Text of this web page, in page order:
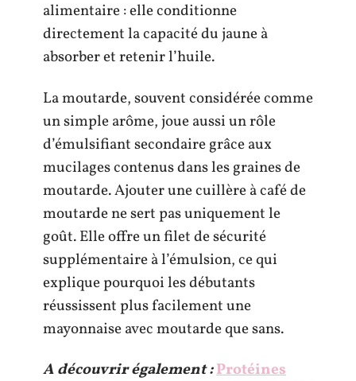
alimentaire : elle conditionne
directement la capacité du jaune à
absorber et retenir l’huile.
La moutarde, souvent considérée comme
un simple arôme, joue aussi un rôle
d’émulsifiant secondaire grâce aux
mucilages contenus dans les graines de
moutarde. Ajouter une cuillère à café de
moutarde ne sert pas uniquement le
goût. Elle offre un filet de sécurité
supplémentaire à l’émulsion, ce qui
explique pourquoi les débutants
réussissent plus facilement une
mayonnaise avec moutarde que sans.
A découvrir également :Protéines